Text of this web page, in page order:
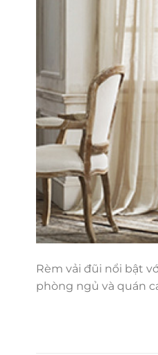
Rèm vải đũi nổi bật
phòng ngủ và quán